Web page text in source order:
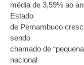
média de 3,59% ao
Estado
de Pernambuco
sendo
chamado de
nacional